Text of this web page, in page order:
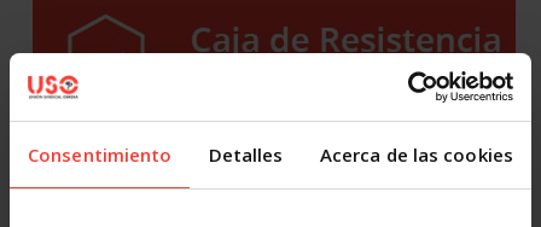
Consentimiento Detalles Acerca de las cookies